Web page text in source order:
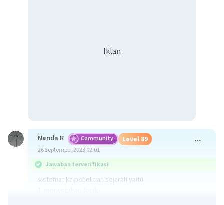
Iklan
Nanda R Community Level 89
26 September 2023 02:01
Jawaban terverifikasi
sistematika penelitian sejarah yaitu